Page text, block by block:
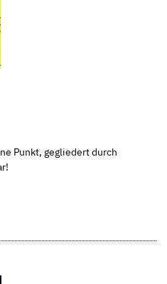
Punkt, gegliedert durch